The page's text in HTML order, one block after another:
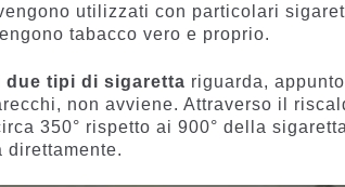
utilizzati con particolari
tabacco vero e proprio.
due tipi di sigaretta riguarda,
non avviene. Attraverso il
350° rispetto ai 900° della
direttamente.